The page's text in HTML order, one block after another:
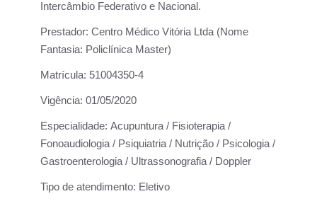
Intercâmbio Federativo e Nacional.
Prestador: Centro Médico Vitória Ltda (Nome
Fantasia: Policlínica Master)
Matrícula: 51004350-4
Vigência: 01/05/2020
Especialidade: Acupuntura / Fisioterapia /
Fonoaudiologia / Psiquiatria / Nutrição / Psicologia /
Gastroenterologia / Ultrassonografia / Doppler
Tipo de atendimento: Eletivo